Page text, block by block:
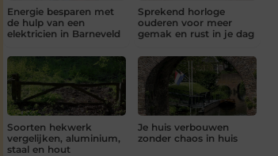
Energie besparen met
de hulp van een
elektricien in Barneveld
Sprekend horloge
ouderen voor meer
gemak en rust in je dag
Soorten hekwerk
vergelijken, aluminium,
staal en hout
Je huis verbouwen
zonder chaos in huis